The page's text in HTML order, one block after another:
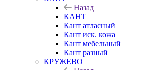
Назад
КАНТ
Кант атласный
Кант иск. кожа
Кант мебельный
Кант разный
КРУЖЕВО